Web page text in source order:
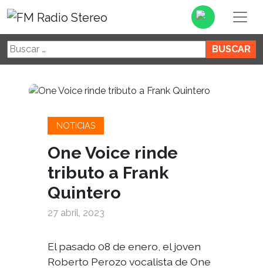
Buscar:
NOTICIAS
One Voice rinde
tributo a Frank
Quintero
27 abril, 2023
El pasado 08 de enero, el joven
Roberto Perozo vocalista de One